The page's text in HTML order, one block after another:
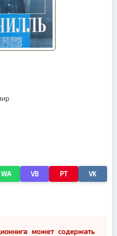
WA VB PT VK
может содержать